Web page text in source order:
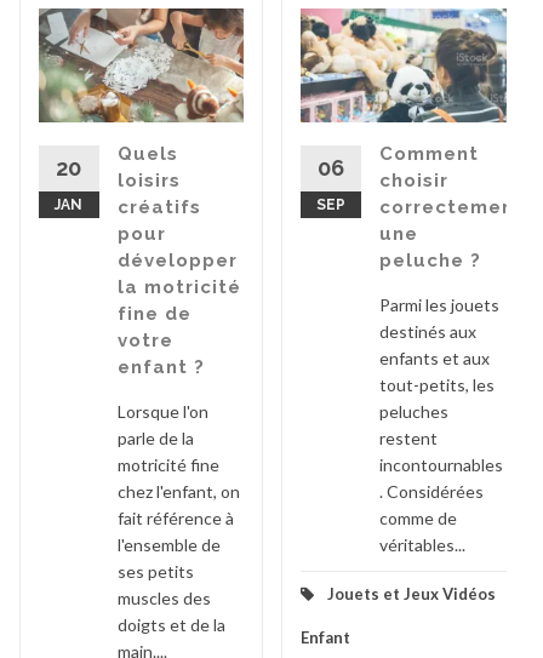
20
JAN
Quels
loisirs
créatifs
pour
développer
la motricité
fine de
votre
enfant ?
Lorsque l'on
parle de la
motricité fine
chez l'enfant, on
fait référence à
l'ensemble de
ses petits
muscles des
doigts et de la
main....
06
SEP
Comment
choisir
correctement
une
peluche ?
Parmi les jouets
destinés aux
enfants et aux
tout-petits, les
peluches
restent
incontournables
. Considérées
comme de
véritables...
Jouets et Jeux Vidéos
Enfant